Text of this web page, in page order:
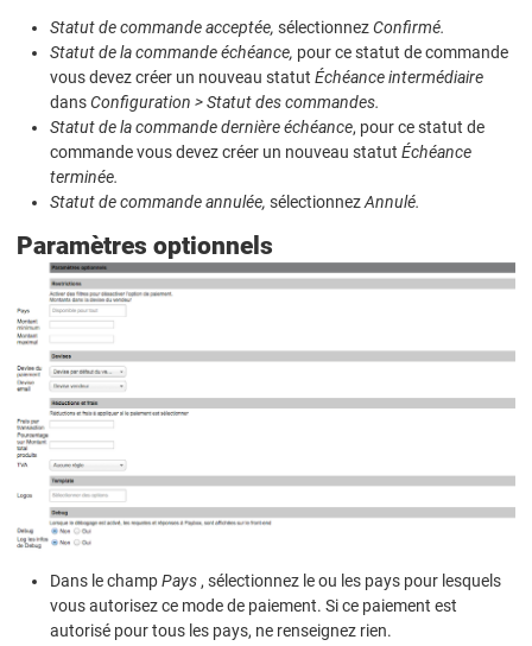
Statut de commande acceptée, sélectionnezConfirmé.
Statut de la commande échéance, pour ce statut de commande
vous devez créer un nouveau statut Échéance intermédiaire
dansConfiguration > Statut des commandes.
Statut de la commande dernière échéance, pour ce statut de
commande vous devez créer un nouveau statut Échéance
terminée.
Statut de commande annulée, sélectionnezAnnulé.
Paramètres optionnels
Dans le champPays , sélectionnez le ou les pays pour lesquels
vous autorisez ce mode de paiement. Si ce paiement est
autorisé pour tous les pays, ne renseignez rien.